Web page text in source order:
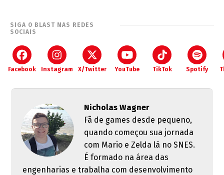
SIGA O BLAST NAS REDES
SOCIAIS
Facebook Instagram X/Twitter YouTube TikTok Spotify
Nicholas Wagner
Fã de games desde pequeno,
quando começou sua jornada
com Mario e Zelda lá no SNES.
É formado na área das
engenharias e trabalha com desenvolvimento